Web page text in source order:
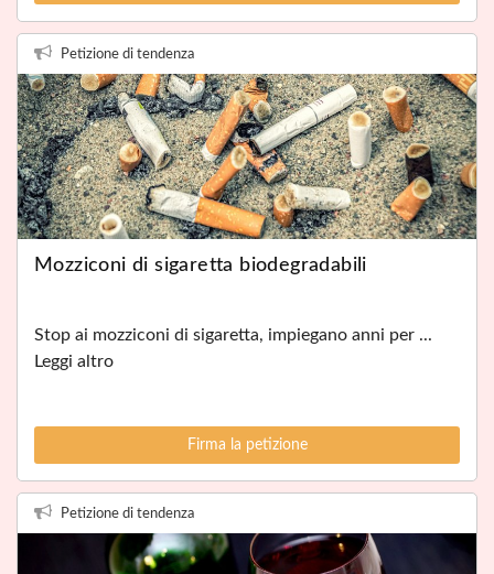
Petizione di tendenza
Mozziconi di sigaretta biodegradabili
Stop ai mozziconi di sigaretta, impiegano anni per ...
Leggi altro
Firma la petizione
Petizione di tendenza